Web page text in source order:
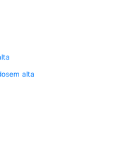
em alta